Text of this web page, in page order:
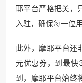
耶平台严格把关，
入驻，确保每一位
此外，摩耶平台还
元优惠券，到最快
到，摩耶平台始终